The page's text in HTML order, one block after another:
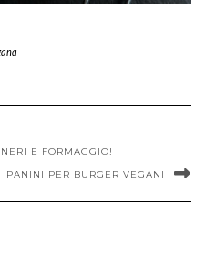
E FORMAGGIO!
PANINI PER BURGER VEGANI